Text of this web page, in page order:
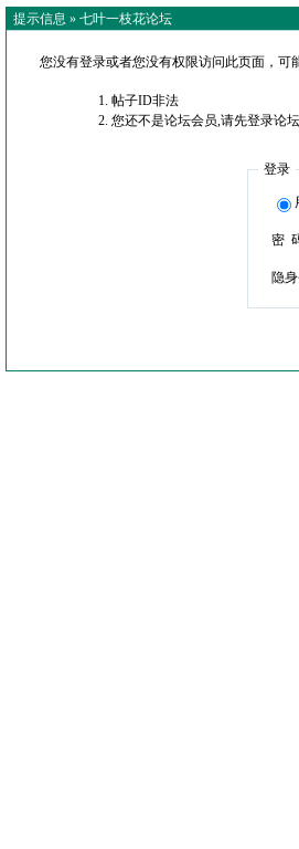
提示信息 » 七叶一枝花论坛
您没有登录或者您没有权限访问此页面，可
帖子ID非法
您还不是论坛会员,请先登录论坛
登录
密
隐